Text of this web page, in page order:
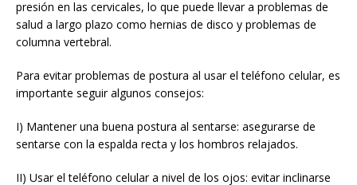
presión en las cervicales, lo que puede llevar a problemas de
salud a largo plazo como hernias de disco y problemas de
columna vertebral.
Para evitar problemas de postura al usar el teléfono celular, es
importante seguir algunos consejos:
I) Mantener una buena postura al sentarse: asegurarse de
sentarse con la espalda recta y los hombros relajados.
II) Usar el teléfono celular a nivel de los ojos: evitar inclinarse